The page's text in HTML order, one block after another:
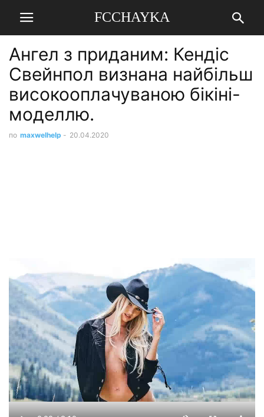
FCCHAYKA
Ангел з приданим: Кендіс
Свейнпол визнана найбільш
високооплачуваною бікіні-
моделлю.
по maxwelhelp - 20.04.2020